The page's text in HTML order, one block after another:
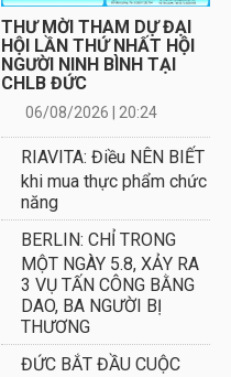
THƯ MỜI THAM DỰ ĐẠI
HỘI LẦN THỨ NHẤT HỘI
NGƯỜI NINH BÌNH TẠI
CHLB ĐỨC
06/08/2026 | 20:24
RIAVITA: Điều NÊN BIẾT
khi mua thực phẩm chức
năng
BERLIN: CHỈ TRONG
MỘT NGÀY 5.8, XẢY RA
3 VỤ TẤN CÔNG BẰNG
DAO, BA NGƯỜI BỊ
THƯƠNG
ĐỨC BẮT ĐẦU CUỘC